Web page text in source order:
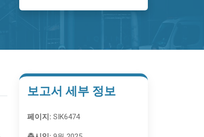
보고서 세부 정보
페이지: SIK6474